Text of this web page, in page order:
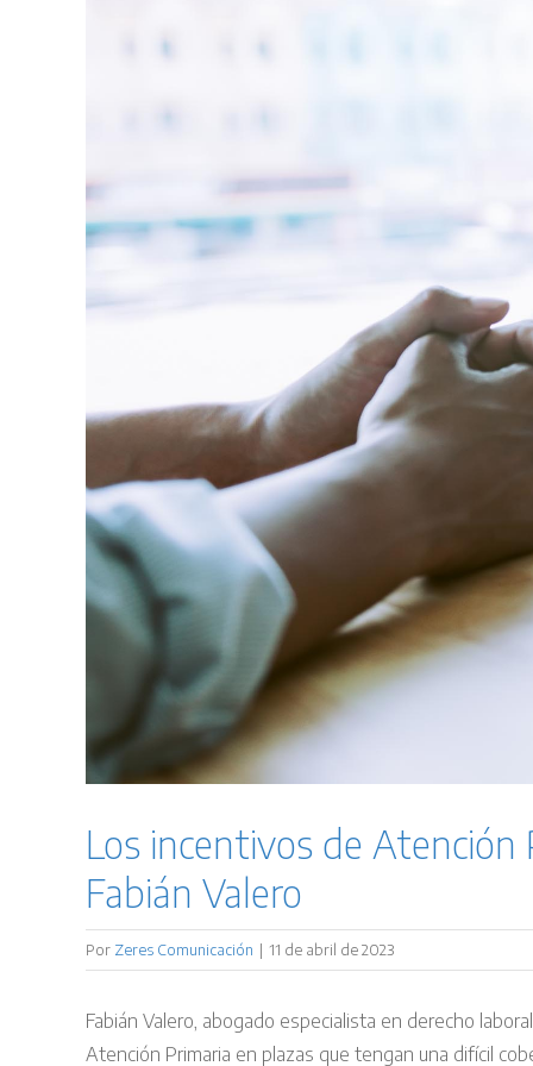
Los incentivos de
Fabián Valero
Por Zeres Comunicación | 11 de abril de 2023
Fabián Valero, abogado especialista en derecho
Atención Primaria en plazas que tengan una difícil